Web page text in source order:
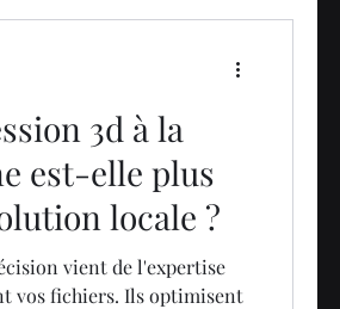
3d à la
est-elle plus
locale ?
vient de l'expertise
vos fichiers. Ils optimisent